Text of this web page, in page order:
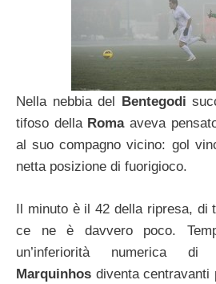
Nella nebbia del Bentegodi
tifoso della Romaaveva
al suo compagno vicino: gol
netta posizione di fuorigioco.
Il minuto è il 42 della ripresa, di
ce ne è davvero poco.
un’inferiorità numerica di
Marquinhos diventa centravanti